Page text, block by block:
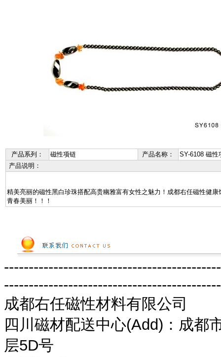
产品系列： 磁性项链 产品名称：
SY-6108 磁性
产品说明：
精美亮丽的磁性黑白珍珠搭配高贵幽雅富有女性之魅力！成都右任磁性健康
青春美丽！！！
成都右任磁性材料有限公司
四川磁材配送中心(Add)：成都
层5D号